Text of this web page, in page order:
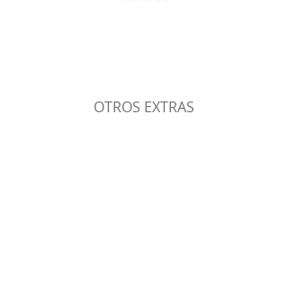
OTROS EXTRAS